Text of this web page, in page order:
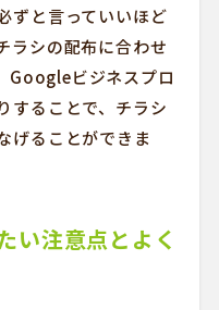
ずと言っていいほど
ラシの配布に合わせ
Googleビジネスプロ
することで、チラシ
げることができま
い注意点とよく